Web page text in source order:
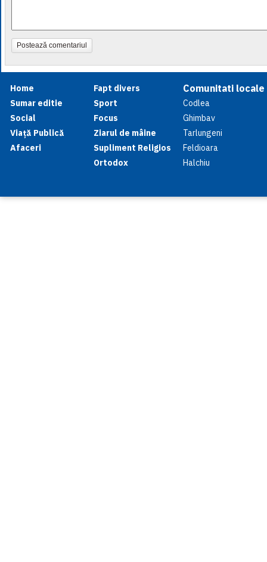
Postează comentariul
Home
Sumar editie
Social
Viață Publică
Afaceri
Fapt divers
Sport
Focus
Ziarul de mâine
Supliment Religios
Ortodox
Comunitati locale
Codlea
Ghimbav
Tarlungeni
Feldioara
Halchiu